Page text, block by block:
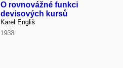
O rovnovážné funkci
devisových kursů
Karel Engliš
1938